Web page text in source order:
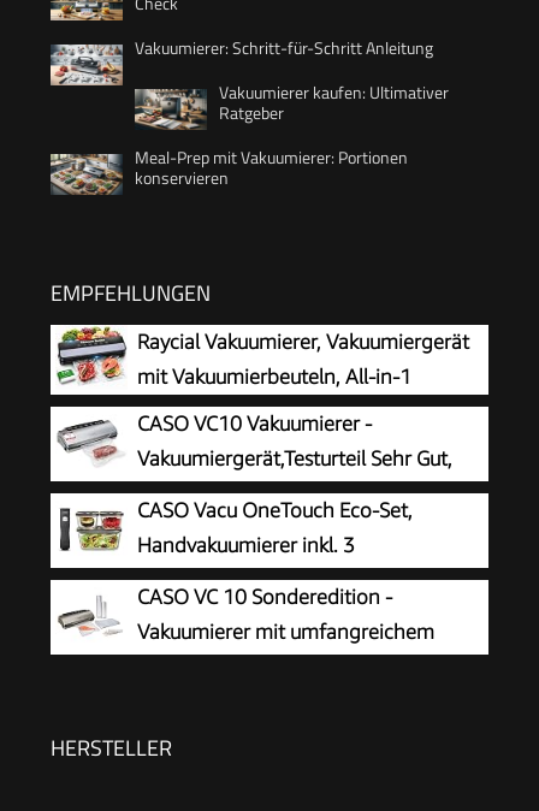
Vakuumierer: Schritt-für-Schritt Anleitung
Vakuumierer kaufen: Ultimativer
Ratgeber
Meal-Prep mit Vakuumierer: Portionen
konservieren
EMPFEHLUNGEN
Raycial Vakuumierer, Vakuumiergerät
mit Vakuumierbeuteln, All-in-1
CASO VC10 Vakuumierer -
Vakuumiergerät,Testurteil Sehr Gut,
Lebensmittel bis zu 8x länger frisch,
30cm lange & stabile Schweißnaht, inkl. 10
Profi-Folienbeutel
CASO Vacu OneTouch Eco-Set,
Handvakuumierer inkl. 3
Vakuumbehälter aus Glas, 10 ZIP-
Beutel und Food Manager Sticker, kabellos, bis
zu 150 Minuten Laufzeit, aufladbar, Schwarz
CASO VC 10 Sonderedition -
Vakuumierer mit umfangreichem
HERSTELLER